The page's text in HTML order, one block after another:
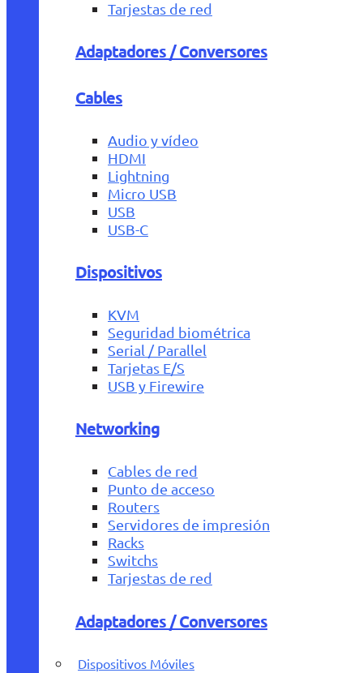
Tarjestas de red
Adaptadores / Conversores
Cables
Audio y vídeo
HDMI
Lightning
Micro USB
USB
USB-C
Dispositivos
KVM
Seguridad biométrica
Serial / Parallel
Tarjetas E/S
USB y Firewire
Networking
Cables de red
Punto de acceso
Routers
Servidores de impresión
Racks
Switchs
Tarjestas de red
Adaptadores / Conversores
Dispositivos Móviles